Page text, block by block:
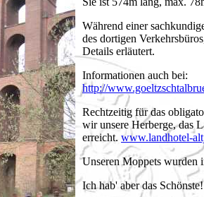
Während einer
des dortigen
Details erläutert.
Informationen auch bei:
http://
Rechtzeitig für das
wir unsere Herberge, das
erreicht. www.landhotel-
Unseren Moppets wurden
Ich hab' aber das Schönste!